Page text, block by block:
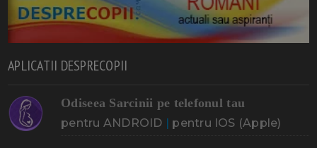
APLICATII DESPRECOPII
Odiseea Sarcinii pe telefonul tau
pentru ANDROID pentru IOS (Apple)